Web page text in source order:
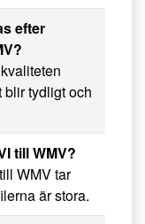
efter
blir tydligt och
till WMV?
WMV tar
är stora.